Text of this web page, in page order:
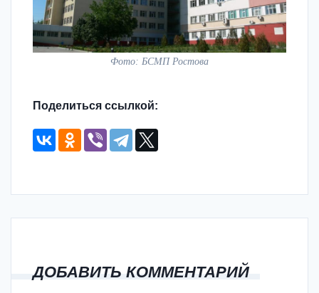
Фото: БСМП Ростова
Поделиться ссылкой:
ДОБАВИТЬ КОММЕНТАРИЙ